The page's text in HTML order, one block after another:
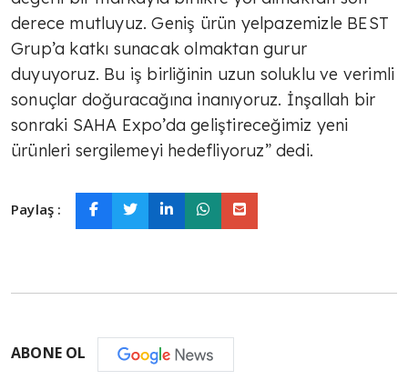
derece mutluyuz. Geniş ürün yelpazemizle BEST
Grup’a katkı sunacak olmaktan gurur
duyuyoruz. Bu iş birliğinin uzun soluklu ve verimli
sonuçlar doğuracağına inanıyoruz. İnşallah bir
sonraki SAHA Expo’da geliştireceğimiz yeni
ürünleri sergilemeyi hedefliyoruz” dedi.
Paylaş :
ABONE OL